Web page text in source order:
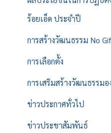
ร้อยเอ็ด ประจำปี
การสร้างวัฒนธรรม No
การเลือกตั้ง
การเสริมสร้างวัฒนธรรมอ
ข่าวประกาศทั่วไป
ข่าวประชาสัมพันธ์